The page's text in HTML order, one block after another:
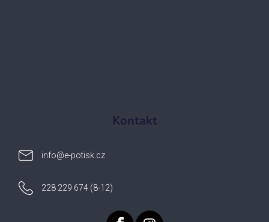
Kontakt
info@e-potisk.cz
228 229 674 (8-12)